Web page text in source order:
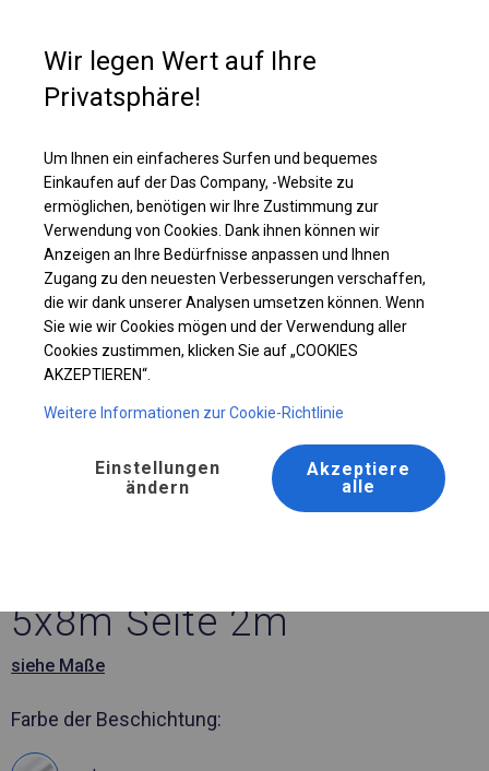
Robustes Lagerzelt | 5x8 m
5x8m Seite 2m
siehe Maße
Farbe der Beschichtung:
Wir legen Wert auf Ihre
Privatsphäre!
Um Ihnen ein einfacheres Surfen und bequemes
Einkaufen auf der Das Company, -Website zu
ermöglichen, benötigen wir Ihre Zustimmung zur
Verwendung von Cookies. Dank ihnen können wir
Anzeigen an Ihre Bedürfnisse anpassen und Ihnen
Zugang zu den neuesten Verbesserungen verschaffen,
die wir dank unserer Analysen umsetzen können. Wenn
Sie wie wir Cookies mögen und der Verwendung aller
Cookies zustimmen, klicken Sie auf „COOKIES
AKZEPTIEREN“.
Weitere Informationen zur Cookie-Richtlinie
Einstellungen
ändern
Akzeptiere
alle